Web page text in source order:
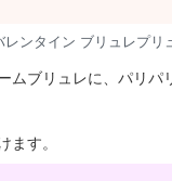
ンタイン ブリュレプリ
ブリュレに、パリパ
す。